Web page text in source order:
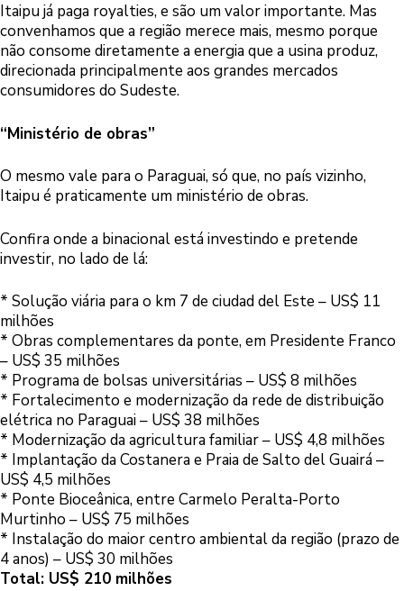
Itaipu já paga royalties, e são um valor importante. Mas
convenhamos que a região merece mais, mesmo porque
não consome diretamente a energia que a usina produz,
direcionada principalmente aos grandes mercados
consumidores do Sudeste.
“Ministério de obras”
O mesmo vale para o Paraguai, só que, no país vizinho,
Itaipu é praticamente um ministério de obras.
Confira onde a binacional está investindo e pretende
investir, no lado de lá:
* Solução viária para o km 7 de ciudad del Este – US$ 11
milhões
* Obras complementares da ponte, em Presidente Franco
– US$ 35 milhões
* Programa de bolsas universitárias – US$ 8 milhões
* Fortalecimento e modernização da rede de distribuição
elétrica no Paraguai – US$ 38 milhões
* Modernização da agricultura familiar – US$ 4,8 milhões
* Implantação da Costanera e Praia de Salto del Guairá –
US$ 4,5 milhões
* Ponte Bioceânica, entre Carmelo Peralta-Porto
Murtinho – US$ 75 milhões
* Instalação do maior centro ambiental da região (prazo de
4 anos) – US$ 30 milhões
Total: US$ 210 milhões